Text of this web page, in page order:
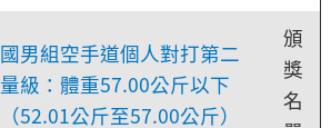
國男組空手道個人對打第二
量級：體重57.00公斤以下
（52.01公斤至57.00公斤）
頒
獎
名